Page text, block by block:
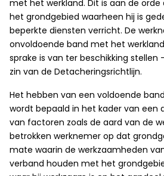
met het werkland. Dit is aan de orde
het grondgebied waarheen hij is
beperkte diensten verricht. De
onvoldoende band met het
sprake is van ter beschikking stellen
zin van de Detacheringsrichtlijn.
Het hebben van een voldoende
wordt bepaald in het kader van een
van factoren zoals de aard van de
betrokken werknemer op dat
mate waarin de werkzaamheden
verband houden met het